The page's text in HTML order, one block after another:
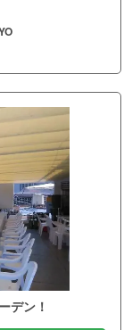
デン！